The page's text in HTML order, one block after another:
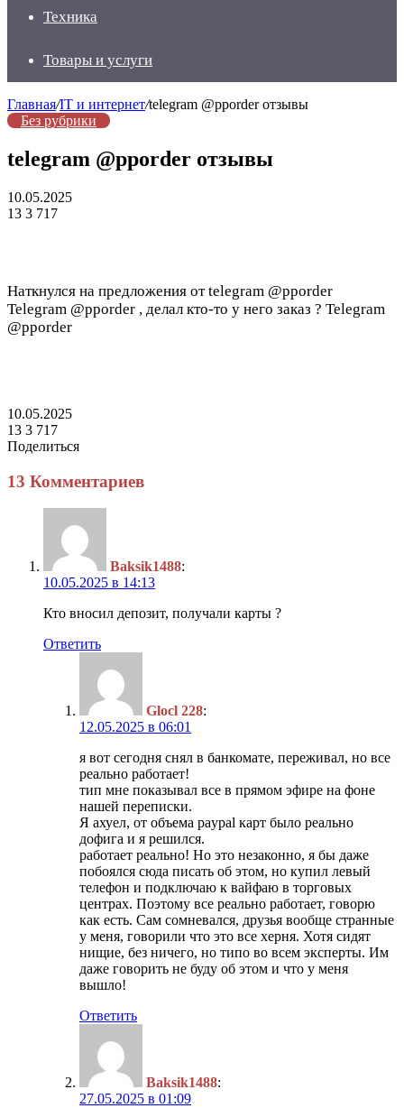
Техника
Товары и услуги
Главная/IT и интернет/telegram @pporder отзывы
Без рубрики
telegram @pporder отзывы
10.05.2025
13 3 717
Наткнулся на предложения от telegram @pporder
Telegram @pporder , делал кто-то у него заказ ? Telegram
@pporder
10.05.2025
13 3 717
Поделиться
через
13 Комментариев
Baksik1488:
10.05.2025 в 14:13
Кто вносил депозит, получали карты ?
Ответить
Glocl 228:
12.05.2025 в 06:01
я вот сегодня снял в банкомате, переживал, но все
реально работает!
тип мне показывал все в прямом эфире на фоне
нашей переписки.
Я ахуел, от объема paypal карт было реально
дофига и я решился.
работает реально! Но это незаконно, я бы даже
побоялся сюда писать об этом, но купил левый
телефон и подключаю к вайфаю в торговых
центрах. Поэтому все реально работает, говорю
как есть. Сам сомневался, друзья вообще странные
у меня, говорили что это все херня. Хотя сидят
нищие, без ничего, но типо во всем эксперты. Им
даже говорить не буду об этом и что у меня
вышло!
Ответить
Baksik1488:
27.05.2025 в 01:09